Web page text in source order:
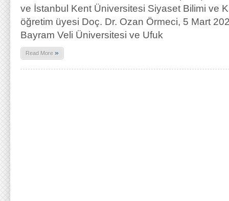
ve İstanbul Kent Üniversitesi Siyaset Bilimi ve
öğretim üyesi Doç. Dr. Ozan Örmeci, 5 Mart
Bayram Veli Üniversitesi ve Ufuk
Read More »